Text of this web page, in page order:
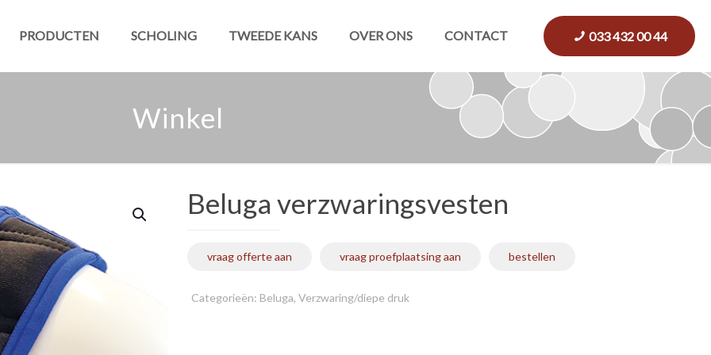
PRODUCTEN SCHOLING TWEEDE KANS OVER ONS CONTACT 033 432 00 44
Winkel
Beluga verzwaringsvesten
vraag offerte aan vraag proefplaatsing aan bestellen
Categorieën: Beluga, Verzwaring/diepe druk